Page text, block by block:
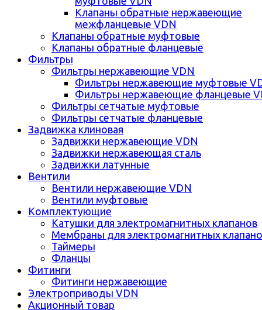
Клапаны обратные нержавеющие
межфланцевые VDN
Клапаны обратные муфтовые
Клапаны обратные фланцевые
Фильтры
Фильтры нержавеющие VDN
Фильтры нержавеющие муфтовые
Фильтры нержавеющие фланцевые
Фильтры сетчатые муфтовые
Фильтры сетчатые фланцевые
Задвижка клиновая
Задвижки нержавеющие VDN
Задвижки нержавеющая сталь
Задвижки латунные
Вентили
Вентили нержавеющие VDN
Вентили муфтовые
Комплектующие
Катушки для электромагнитных клапанов
Мембраны для электромагнитных
Таймеры
Фланцы
Фитинги
Фитинги нержавеющие
Электроприводы VDN
Акционный товар